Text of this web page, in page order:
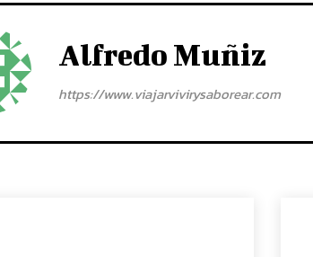
Alfredo Muñiz
https://www.viajarvivirysaborear.com